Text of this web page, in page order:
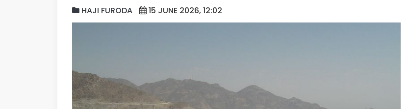
HAJI FURODA 15 JUNE 2026, 12:02